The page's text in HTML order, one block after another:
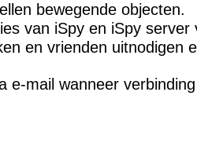
bewegende objecten.
van iSpy en iSpy server
en vrienden uitnodigen
e-mail wanneer